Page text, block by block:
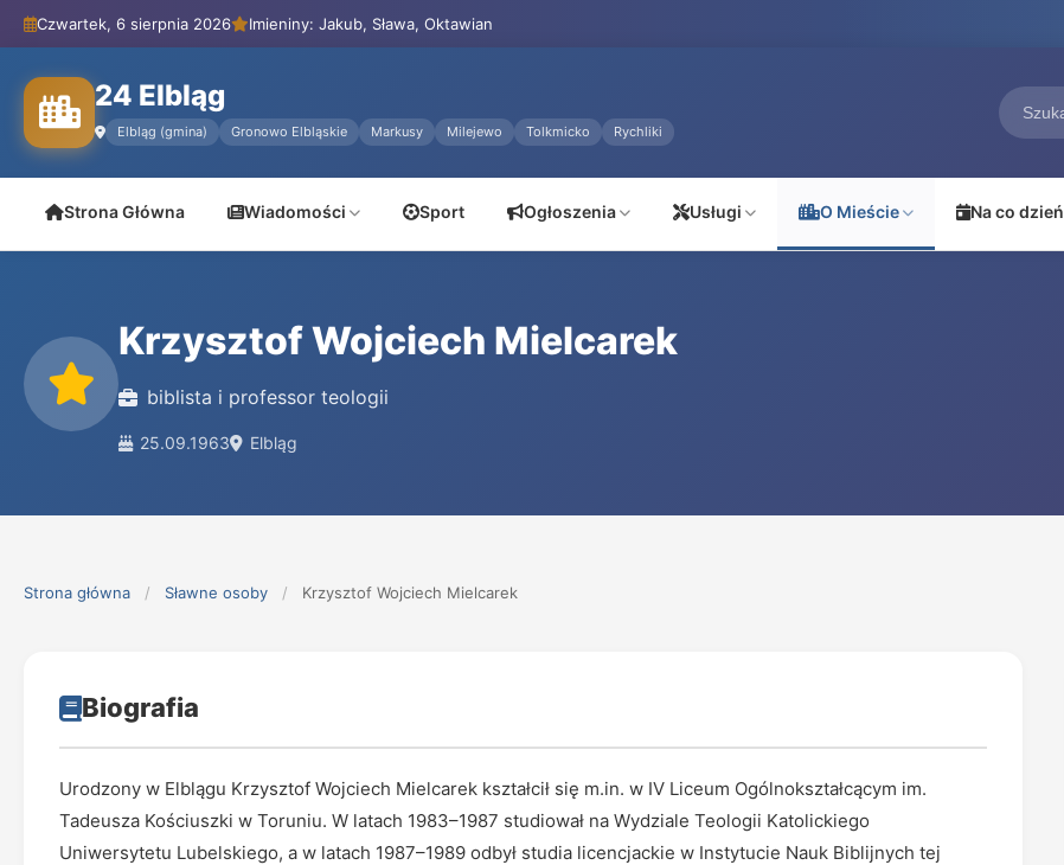
Czwartek, 6 sierpnia 2026 Imieniny: Jakub, Sława, Oktawian
24 Elbląg
Elbląg (gmina) Gronowo Elbląskie Markusy Milejewo Tolkmicko Rychliki
Strona Główna Wiadomości Sport Ogłoszenia Usługi O Mieście Na co dzień
Krzysztof Wojciech Mielcarek
biblista i professor teologii
25.09.1963 Elbląg
Strona główna / Sławne osoby / Krzysztof Wojciech Mielcarek
Biografia
Urodzony w Elblągu Krzysztof Wojciech Mielcarek kształcił się m.in. w IV Liceum Ogólnokształcącym im.
Tadeusza Kościuszki w Toruniu. W latach 1983–1987 studiował na Wydziale Teologii Katolickiego
Uniwersytetu Lubelskiego, a w latach 1987–1989 odbył studia licencjackie w Instytucie Nauk Biblijnych tej